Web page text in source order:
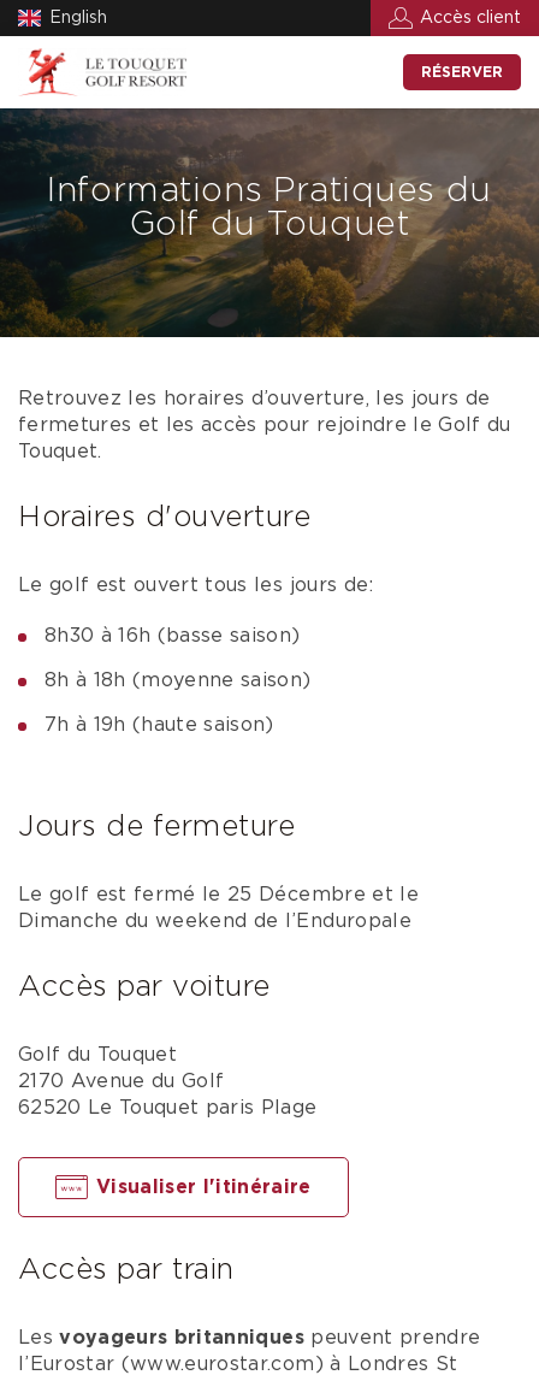
English Accès client
RÉSERVER
Informations Pratiques du
Golf du Touquet
Retrouvez les horaires d’ouverture, les jours de
fermetures et les accès pour rejoindre le Golf du
Touquet.
Horaires d'ouverture
Le golf est ouvert tous les jours de:
8h30 à 16h (basse saison)
8h à 18h (moyenne saison)
7h à 19h (haute saison)
Jours de fermeture
Le golf est fermé le 25 Décembre et le
Dimanche du weekend de l’Enduropale
Accès par voiture
Golf du Touquet
2170 Avenue du Golf
62520 Le Touquet paris Plage
Visualiser l'itinéraire
Accès par train
Lesvoyageurs britanniquespeuvent prendre
l’Eurostar (www.eurostar.com) à Londres St